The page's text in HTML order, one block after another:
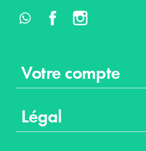
Votre compte
Légal
Whatsapp
Facebook